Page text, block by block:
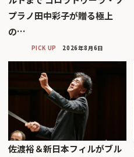
プラノ田中彩子が贈る極上
の…
PICK UP 2026年8月6日
佐渡裕＆新日本フィルがブル